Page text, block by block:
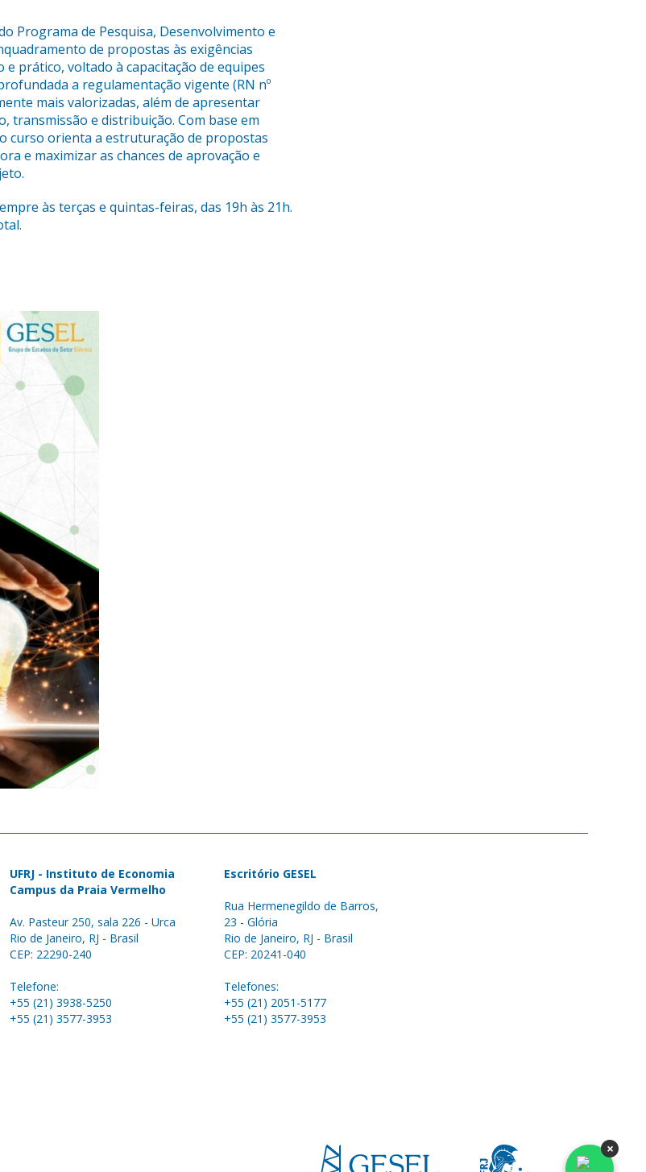
Programa de Pesquisa, Desenvolvimento e
de propostas às exigências
prático, voltado à capacitação de equipes
a regulamentação vigente (RN nº
mais valorizadas, além de apresentar
transmissão e distribuição. Com base em
curso orienta a estruturação de propostas
e maximizar as chances de aprovação e
às terças e quintas-feiras, das 19h às 21h.
UFRJ - Instituto de Economia
Campus da Praia Vermelho
Av. Pasteur 250, sala 226 - Urca
Rio de Janeiro, RJ - Brasil
CEP: 22290-240
Telefone:
+55 (21) 3938-5250
+55 (21) 3577-3953
Escritório GESEL
Rua Hermenegildo de Barros,
23 - Glória
Rio de Janeiro, RJ - Brasil
CEP: 20241-040
Telefones:
+55 (21) 2051-5177
+55 (21) 3577-3953
×